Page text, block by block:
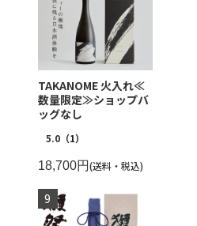
TAKANOME 火入れ≪
数量限定≫ショップバ
ッグなし
5.0（1）
18,700円(送料・税込)